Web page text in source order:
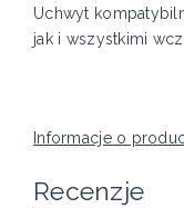
Uchwyt
jak i wszystkimi
Informacje o
Recenzje